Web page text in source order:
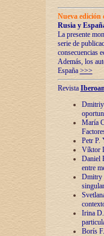
Nueva
Rusia y
La presente
serie de
consecuencias
Además, los
España >>>
Revista
Dmitriy
María
Petr P.
Víktor
Daniel
entre
Dmitry
Irina
Borís